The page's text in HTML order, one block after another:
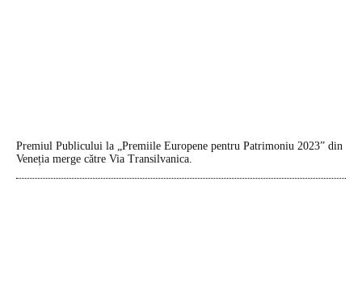
Premiul Publicului la „Premiile Europene pentru Patrimoniu 2023” din
Veneția merge către Via Transilvanica.